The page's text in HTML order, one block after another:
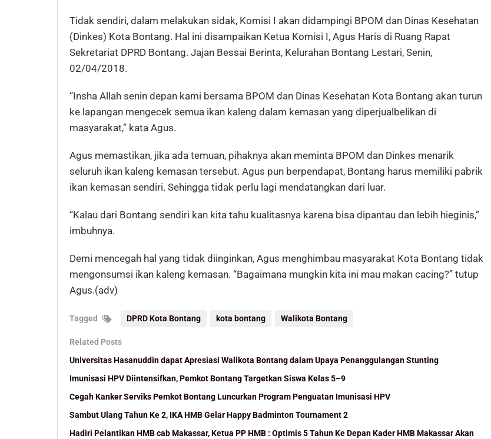
Tidak sendiri, dalam melakukan sidak, Komisi I akan didampingi BPOM dan Dinas Kesehatan
(Dinkes) Kota Bontang. Hal ini disampaikan Ketua Komisi I, Agus Haris di Ruang Rapat
Sekretariat DPRD Bontang. Jajan Bessai Berinta, Kelurahan Bontang Lestari, Senin,
02/04/2018.
“Insha Allah senin depan kami bersama BPOM dan Dinas Kesehatan Kota Bontang akan turun
ke lapangan mengecek semua ikan kaleng dalam kemasan yang diperjualbelikan di
masyarakat,” kata Agus.
Agus memastikan, jika ada temuan, pihaknya akan meminta BPOM dan Dinkes menarik
seluruh ikan kaleng kemasan tersebut. Agus pun berpendapat, Bontang harus memiliki pabrik
ikan kemasan sendiri. Sehingga tidak perlu lagi mendatangkan dari luar.
“Kalau dari Bontang sendiri kan kita tahu kualitasnya karena bisa dipantau dan lebih hieginis,”
imbuhnya.
Demi mencegah hal yang tidak diinginkan, Agus menghimbau masyarakat Kota Bontang tidak
mengonsumsi ikan kaleng kemasan. “Bagaimana mungkin kita ini mau makan cacing?” tutup
Agus.(adv)
Tagged DPRD Kota Bontang kota bontang Walikota Bontang
Related Posts
Universitas Hasanuddin dapat Apresiasi Walikota Bontang dalam Upaya Penanggulangan Stunting
Imunisasi HPV Diintensifkan, Pemkot Bontang Targetkan Siswa Kelas 5–9
Cegah Kanker Serviks Pemkot Bontang Luncurkan Program Penguatan Imunisasi HPV
Sambut Ulang Tahun Ke 2, IKA HMB Gelar Happy Badminton Tournament 2
Hadiri Pelantikan HMB cab Makassar, Ketua PP HMB : Optimis 5 Tahun Ke Depan Kader HMB Makassar Akan